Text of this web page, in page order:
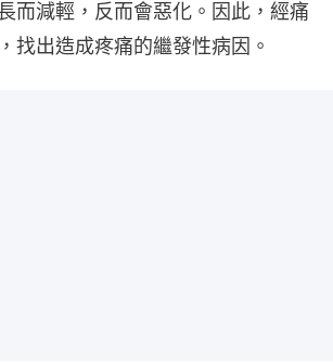
而減輕，反而會惡化。因此，經痛
找出造成疼痛的繼發性病因。